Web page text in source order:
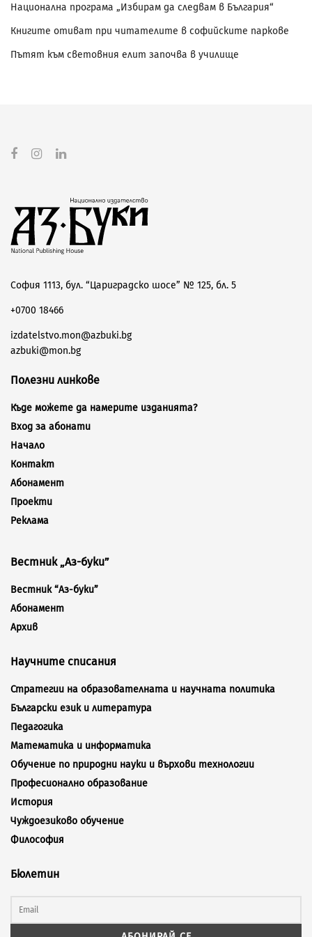
Национална програма „Избирам да следвам в България“
Книгите отиват при читателите в софийските паркове
Пътят към световния елит започва в училище
София 1113, бул. “Цариградско шосе” № 125, бл. 5
+0700 18466
izdatelstvo.mon@azbuki.bg
azbuki@mon.bg
Полезни линкове
Къде можете да намерите изданията?
Вход за абонати
Начало
Контакт
Абонамент
Проекти
Реклама
Вестник „Аз-буки”
Вестник “Аз-буки”
Абонамент
Архив
Научните списания
Стратегии на образователната и научната политика
Български език и литература
Педагогика
Математика и информатика
Обучение по природни науки и върхови технологии
Професионално образование
История
Чуждоезиково обучение
Философия
Бюлетин